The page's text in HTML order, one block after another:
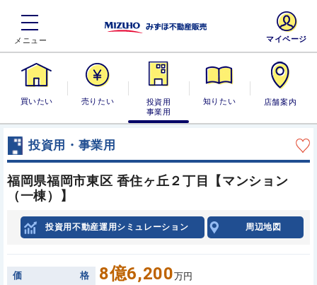
買いたい 売りたい
投資用・事業
用
知りたい 店舗案内
マイページ
投資用・事業用
福岡県福岡市東区 香住ヶ丘２丁目【マンション
（一棟）】
投資用不動産運用シミュレーション 周辺地図
価 格 8億6,200万円